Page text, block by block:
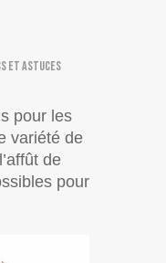
et astuces
pour les
variété de
de
pour